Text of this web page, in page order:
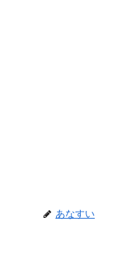
あなすい